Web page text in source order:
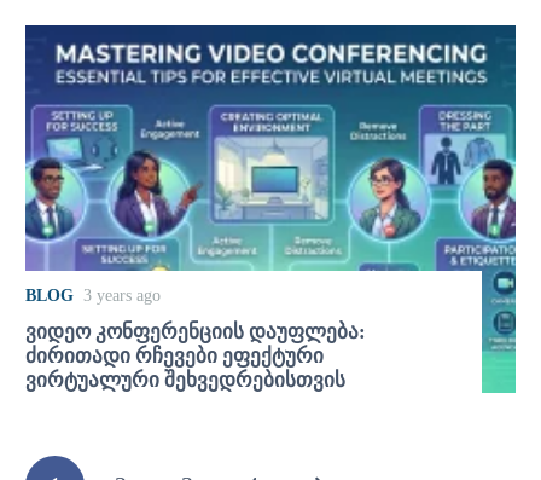
BLOG 3 years ago
ვიდეო კონფერენციის დაუფლება:
ძირითადი რჩევები ეფექტური
ვირტუალური შეხვედრებისთვის